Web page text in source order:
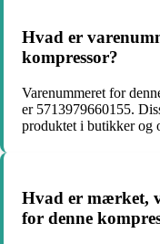
Hvad er
kompressor?
Varenummeret for
er 5713979660155.
produktet i butikker og
Hvad er mærket,
for denne